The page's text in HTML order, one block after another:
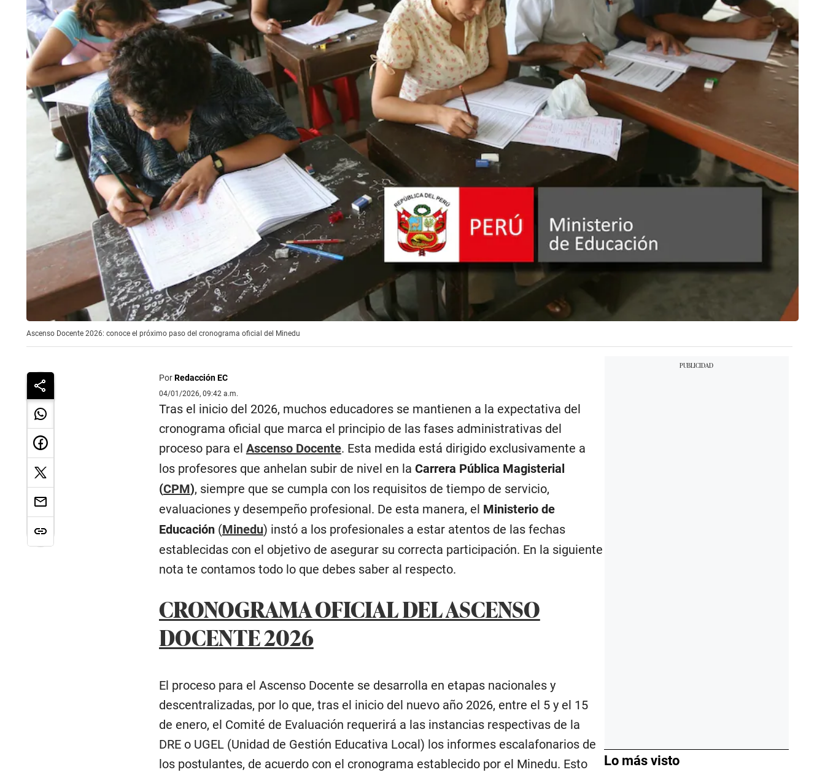
Ascenso Docente 2026: conoce el próximo paso del cronograma oficial del Minedu
PorRedacción EC
04/01/2026, 09:42 a.m.
Tras el inicio del 2026, muchos educadores se mantienen a la expectativa del
cronograma oficial que marca el principio de las fases administrativas del
proceso para el Ascenso Docente. Esta medida está dirigido exclusivamente a
los profesores que anhelan subir de nivel en la Carrera Pública Magisterial
(CPM), siempre que se cumpla con los requisitos de tiempo de servicio,
evaluaciones y desempeño profesional. De esta manera, el Ministerio de
Educación(Minedu) instó a los profesionales a estar atentos de las fechas
establecidas con el objetivo de asegurar su correcta participación. En la siguiente
nota te contamos todo lo que debes saber al respecto.
CRONOGRAMA OFICIAL DEL ASCENSO
DOCENTE 2026
El proceso para el Ascenso Docente se desarrolla en etapas nacionales y
descentralizadas, por lo que, tras el inicio del nuevo año 2026, entre el 5 y el 15
de enero, el Comité de Evaluación requerirá a las instancias respectivas de la
DRE o UGEL (Unidad de Gestión Educativa Local) los informes escalafonarios de
los postulantes, de acuerdo con el cronograma establecido por el Minedu. Esto
Lo más visto